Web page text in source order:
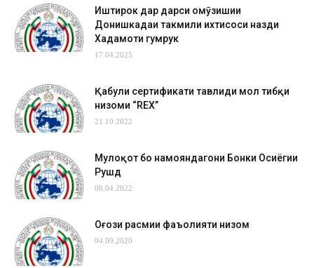
Иштирок дар дарси омӯзишии
Донишкадаи такмили ихтисоси назди
Хадамоти гумрук
17.04.2025
Қабули сертификати тавлиди мол тибқи
низоми “REX”
21.10.2022
Мулоқот бо намояндагони Бонки Осиёгии
Рушд
08.04.2022
Оғози расмии фаъолияти низом
04.09.2020